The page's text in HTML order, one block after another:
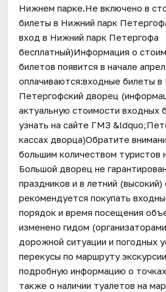
Нижнем парке.Не включено в
билеты в Нижний парк
вход в Нижний парк Петергофа
бесплатный)Информация о
билетов появится в начале
оплачиваются:входные билеты в
Петергофский дворец
актуальную стоимости входных
узнать на сайте ГМЗ
кассах дворца)Обратите
большим количеством туристов
Большой дворец не
праздников и в летний
рекомендуется покупать
порядок и время посещения
изменено гидом
дорожной ситуации и погодных
перекусы по маршруту
подробную информацию о
также о наличии туалетов на